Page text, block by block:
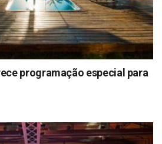
programação especial para